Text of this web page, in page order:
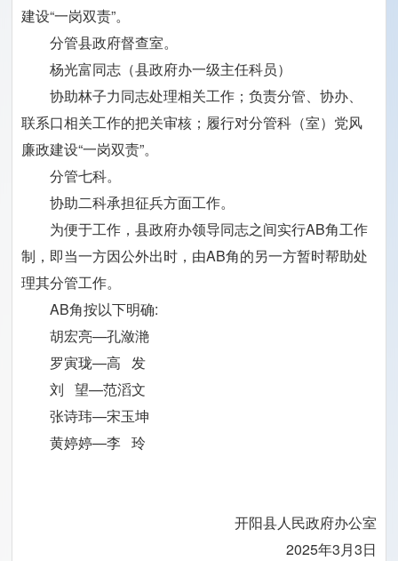
建设“一岗双责”。
分管县政府督查室。
杨光富同志（县政府办一级主任科员）
协助林子力同志处理相关工作；负责分管、协办、
联系口相关工作的把关审核；履行对分管科（室）党风
廉政建设“一岗双责”。
分管七科。
协助二科承担征兵方面工作。
为便于工作，县政府办领导同志之间实行AB角工作
制，即当一方因公外出时，由AB角的另一方暂时帮助处
理其分管工作。
AB角按以下明确:
胡宏亮—孔潋滟
罗寅珑—高 发
刘 望—范滔文
张诗玮—宋玉坤
黄婷婷—李 玲
开阳县人民政府办公室
2025年3月3日